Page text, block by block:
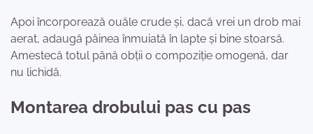
Apoi încorporează ouăle crude și, dacă vrei un drob mai
aerat, adaugă pâinea înmuiată în lapte și bine stoarsă.
Amestecă totul până obții o compoziție omogenă, dar
nu lichidă.
Montarea drobului pas cu pas